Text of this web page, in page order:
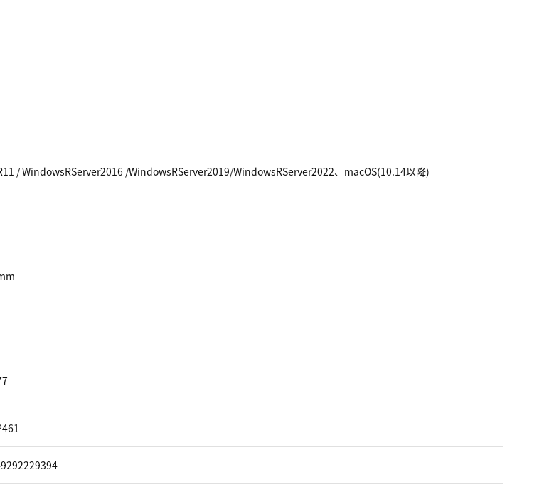
/ WindowsRServer2016 /WindowsRServer2019/WindowsRServer2022、macOS(10.14以降)